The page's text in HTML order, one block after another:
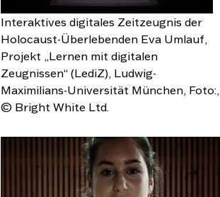
Interaktives digitales Zeitzeugnis der
Holocaust-Überlebenden Eva Umlauf,
Projekt „Lernen mit digitalen
Zeugnissen“ (LediZ), Ludwig-
Maximilians-Universität München, Foto:,
© Bright White Ltd.